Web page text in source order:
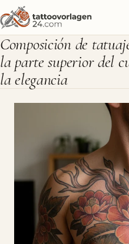
Composición de
la parte superior del
la elegancia